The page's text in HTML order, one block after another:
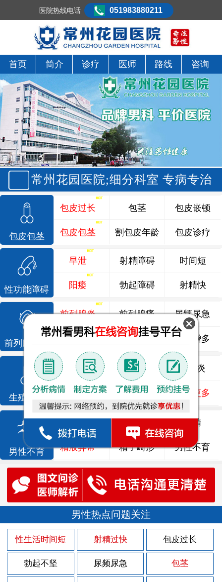
首页 简介 诊疗 医师 路线 咨询
常州花园医院;细分科室 专病专治
包皮包茎
包皮过长
包皮包茎
包茎
割包皮年龄
包皮嵌顿
包皮诊疗
性功能障碍
早泄
阳痿
射精障碍
勃起障碍
时间短
射精快
前列腺疾病
前列腺炎 前列腺痛 尿频尿急
前列腺增生 排尿不畅 夜尿增多
生殖感染
龟头炎 睾丸炎 尿道炎
尿相关 泌尿感染 了解更多
男性不育
死精 少精 弱精
精液异常 精子畸形 男性不育
男性热点问题关注
性生活时间短 射精过快 包皮过长
勃起不坚 尿频尿急 包茎
医院热线电话 051983880211